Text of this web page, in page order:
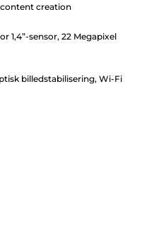
creation
1,4”-sensor, 22 Megapixel
billedstabilisering, Wi-Fi